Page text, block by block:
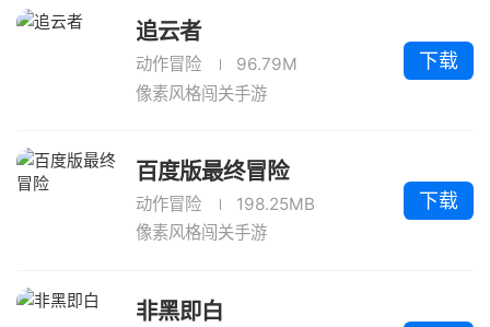
追云者
动作冒险
96.79M
像素风格闯关手游
下载
百度版最终冒险
动作冒险
198.25MB
像素风格闯关手游
下载
非黑即白